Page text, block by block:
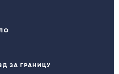
ЗА ГРАНИЦУ